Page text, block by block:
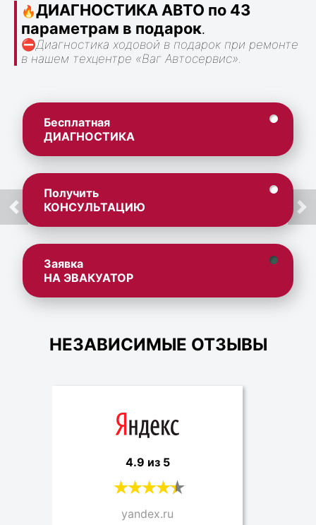
🔥ДИАГНОСТИКА АВТО по 43
параметрам в подарок.
⛔Диагностика ходовой в подарок при ремонте
в нашем техцентре «Ваг Автосервис».
Бесплатная
ДИАГНОСТИКА
Получить
КОНСУЛЬТАЦИЮ
Заявка
НА ЭВАКУАТОР
НЕЗАВИСИМЫЕ ОТЗЫВЫ
4.9 из 5
yandex.ru